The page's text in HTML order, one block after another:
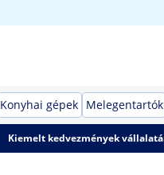
Konyhai gépek Melegentartók
Kiemelt kedvezmények